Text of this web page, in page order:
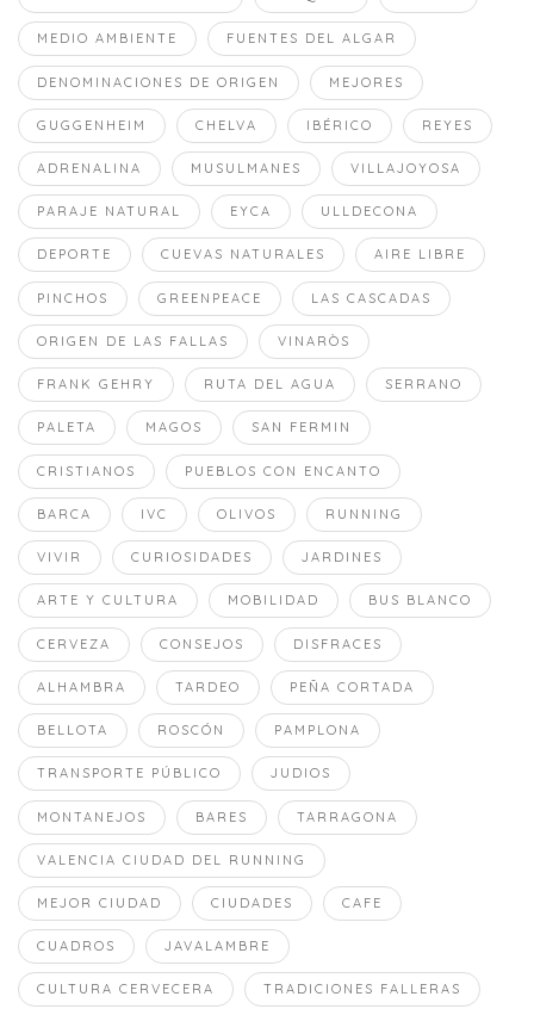
MEDIO AMBIENTE FUENTES DEL ALGAR
DENOMINACIONES DE ORIGEN MEJORES
GUGGENHEIM CHELVA IBÉRICO REYES
ADRENALINA MUSULMANES VILLAJOYOSA
PARAJE NATURAL EYCA ULLDECONA
DEPORTE CUEVAS NATURALES AIRE LIBRE
PINCHOS GREENPEACE LAS CASCADAS
ORIGEN DE LAS FALLAS VINARÒS
FRANK GEHRY RUTA DEL AGUA SERRANO
PALETA MAGOS SAN FERMIN
CRISTIANOS PUEBLOS CON ENCANTO
BARCA IVC OLIVOS RUNNING
VIVIR CURIOSIDADES JARDINES
ARTE Y CULTURA MOBILIDAD BUS BLANCO
CERVEZA CONSEJOS DISFRACES
ALHAMBRA TARDEO PEÑA CORTADA
BELLOTA ROSCÓN PAMPLONA
TRANSPORTE PÚBLICO JUDIOS
MONTANEJOS BARES TARRAGONA
VALENCIA CIUDAD DEL RUNNING
MEJOR CIUDAD CIUDADES CAFE
CUADROS JAVALAMBRE
CULTURA CERVECERA TRADICIONES FALLERAS